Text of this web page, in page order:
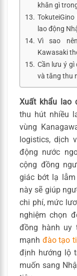
khăn gì
lao động
Vì sao
Kawasaki
Cần lưu ý gì
và tăng thu
Xuất khẩu lao
thu hút nhiều
vùng
logistics, dịch
động nước
cộng đồng
giác bớt lạ lẫm
này sẽ giúp
chi phí, mức
nghiệm chọn
đồng hành uy
mạnh đào tạo
định hướng lộ
muốn sang